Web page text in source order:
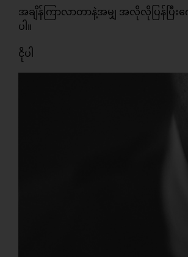
အချိန်ကြာလာတာနဲ့အမျှ အလိုလိုပြန်ပ
ပါ။
ငိုပါ